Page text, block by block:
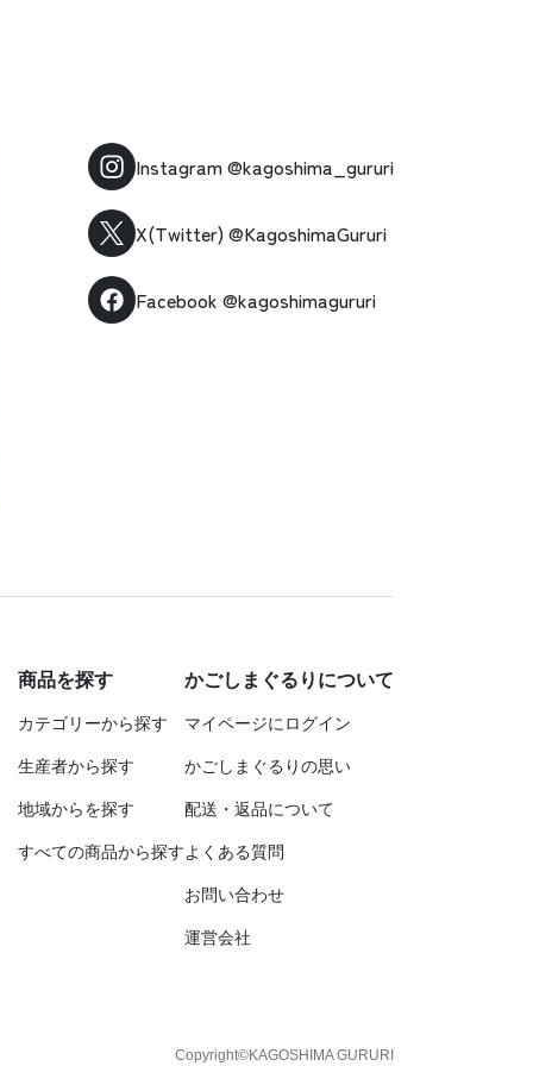
Instagram@kagoshima_gururi
X(Twitter) @KagoshimaGururi
Facebook @kagoshimagururi
商品を探す
カテゴリーから探す
生産者から探す
地域からを探す
すべての商品から探す
かごしまぐるりについて
マイページにログイン
かごしまぐるりの思い
配送・返品について
よくある質問
お問い合わせ
運営会社
Copyright©KAGOSHIMA GURURI